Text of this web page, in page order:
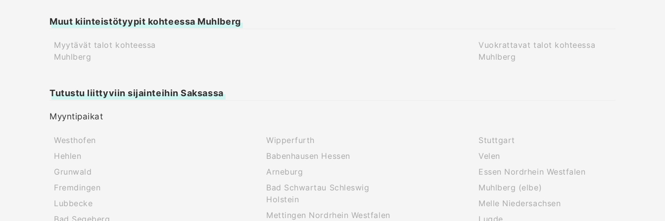
Muut kiinteistötyypit kohteessa Muhlberg
Myytävät talot kohteessa
Muhlberg
Vuokrattavat talot kohteessa
Muhlberg
Tutustu liittyviin sijainteihin Saksassa
Myyntipaikat
Westhofen
Hehlen
Grunwald
Fremdingen
Lubbecke
Bad Segeberg
Wipperfurth
Babenhausen Hessen
Arneburg
Bad Schwartau Schleswig
Holstein
Mettingen Nordrhein Westfalen
Stuttgart
Velen
Essen Nordrhein Westfalen
Muhlberg (elbe)
Melle Niedersachsen
Lugde